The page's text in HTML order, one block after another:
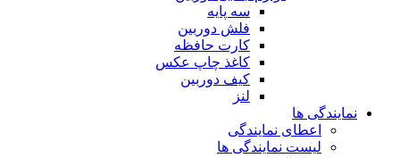
سه پایه
فلش دوربین
کارت حافظه
کاغذ چاپ عکس
کیف دوربین
لنز
نمایندگی ها
اعطای نمایندگی
لیست نمایندگی ها